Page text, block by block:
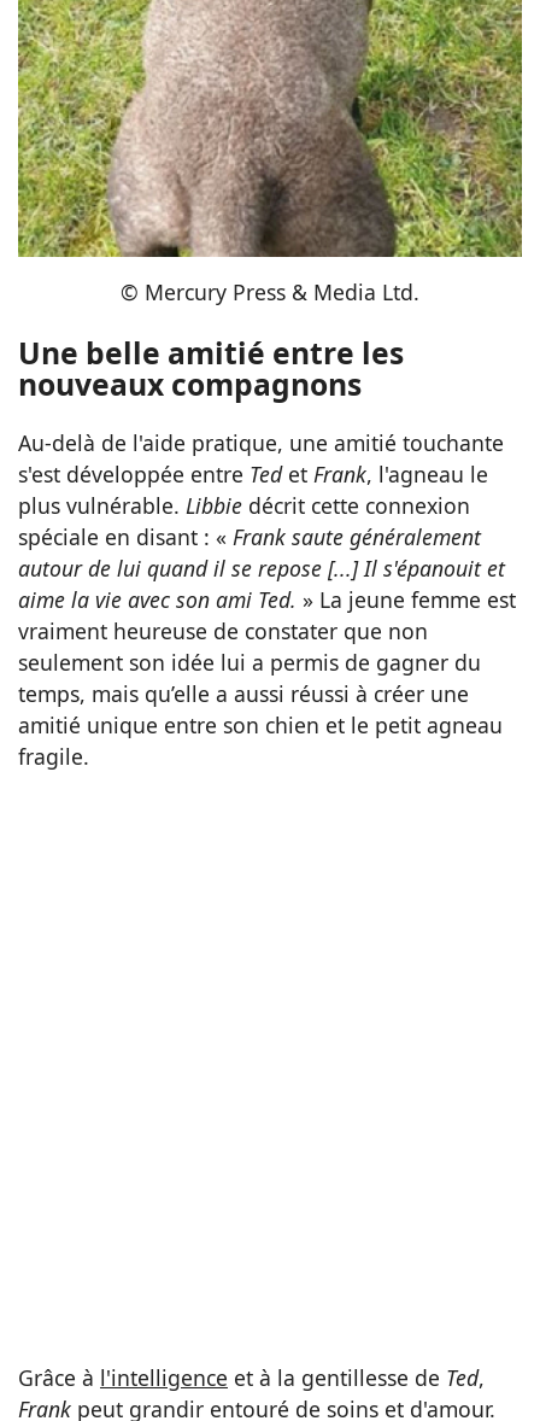
© Mercury Press & Media Ltd.
Une belle amitié entre les
nouveaux compagnons
Au-delà de l'aide pratique, une amitié touchante
s'est développée entre Tedet Frank, l'agneau le
plus vulnérable. Libbie décrit cette connexion
spéciale en disant : « Frank saute généralement
autour de lui quand il se repose [...] Il s'épanouit et
aime la vie avec son ami Ted. » La jeune femme est
vraiment heureuse de constater que non
seulement son idée lui a permis de gagner du
temps, mais qu’elle a aussi réussi à créer une
amitié unique entre son chien et le petit agneau
fragile.
Grâce à l'intelligence et à la gentillesse de Ted,
Frank peut grandir entouré de soins et d'amour.